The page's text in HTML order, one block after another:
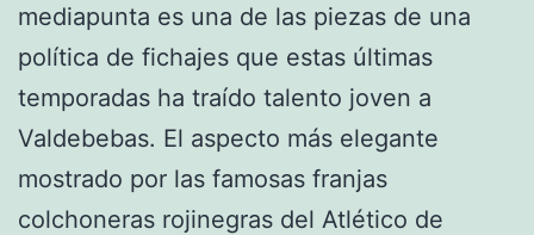
mediapunta es una de las piezas de una
política de fichajes que estas últimas
temporadas ha traído talento joven a
Valdebebas. El aspecto más elegante
mostrado por las famosas franjas
colchoneras rojinegras del Atlético de